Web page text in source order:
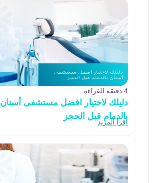
4 دقيقة للقراءة
دليلك لاختيار افضل مستشفى أسنان
بالدمام قبل الحجز
اقرأ المزيد